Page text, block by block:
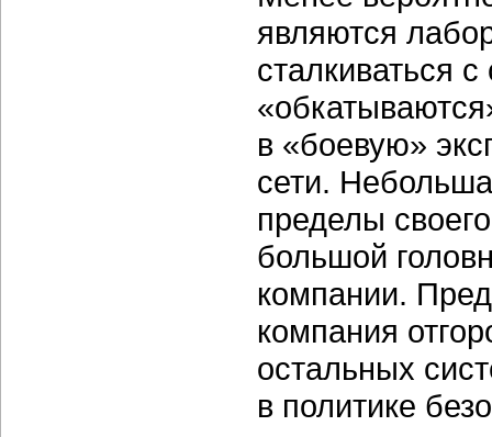
являются
сталкиваться
в «боевую»
сети.
пределы
большой
компании.
компания
остальных
в политике